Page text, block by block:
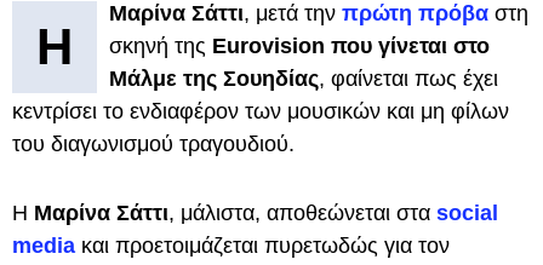
Η
Μαρίνα Σάττι, μετά την πρώτη πρόβα στη
σκηνή της Eurovision που γίνεται στο
Μάλμε της Σουηδίας, φαίνεται πως έχει
κεντρίσει το ενδιαφέρον των μουσικών και μη φίλων
του διαγωνισμού τραγουδιού.
Η Μαρίνα Σάττι, μάλιστα, αποθεώνεται στα social
media και προετοιμάζεται πυρετωδώς για τον